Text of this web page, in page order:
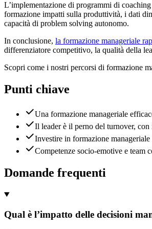
L’implementazione di programmi di
formazione impatti sulla produttività, i dati
capacità di problem solving autonomo.
In conclusione, la formazione manageriale
differenziatore competitivo, la qualità della
Scopri come i nostri percorsi di formazione
Punti chiave
Una formazione manageriale
Il leader è il perno del turnover,
Investire in formazione
Competenze socio-emotive e team
Domande frequenti
Qual è l’impatto delle decisioni